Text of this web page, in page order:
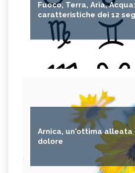
Fuoco, Terra, Aria,
caratteristiche dei 12
Arnica, un'ottima alleata
dolore